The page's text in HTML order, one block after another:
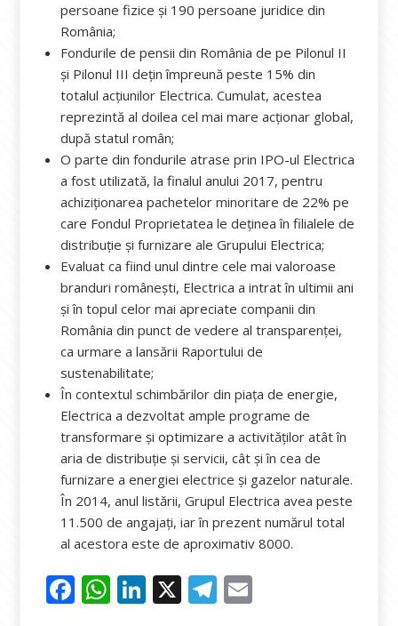
persoane fizice și 190 persoane juridice din
România;
Fondurile de pensii din România de pe Pilonul II
și Pilonul III dețin împreună peste 15% din
totalul acțiunilor Electrica. Cumulat, acestea
reprezintă al doilea cel mai mare acționar global,
după statul român;
O parte din fondurile atrase prin IPO-ul Electrica
a fost utilizată, la finalul anului 2017, pentru
achiziționarea pachetelor minoritare de 22% pe
care Fondul Proprietatea le deținea în filialele de
distribuție și furnizare ale Grupului Electrica;
Evaluat ca fiind unul dintre cele mai valoroase
branduri românești, Electrica a intrat în ultimii ani
și în topul celor mai apreciate companii din
România din punct de vedere al transparenței,
ca urmare a lansării Raportului de
sustenabilitate;
În contextul schimbărilor din piața de energie,
Electrica a dezvoltat ample programe de
transformare și optimizare a activităţilor atât în
aria de distribuţie și servicii, cât și în cea de
furnizare a energiei electrice și gazelor naturale.
În 2014, anul listării, Grupul Electrica avea peste
11.500 de angajați, iar în prezent numărul total
al acestora este de aproximativ 8000.
F W Li X T